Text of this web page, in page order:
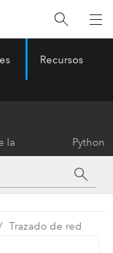
Recursos
la
Python
Trazado de red